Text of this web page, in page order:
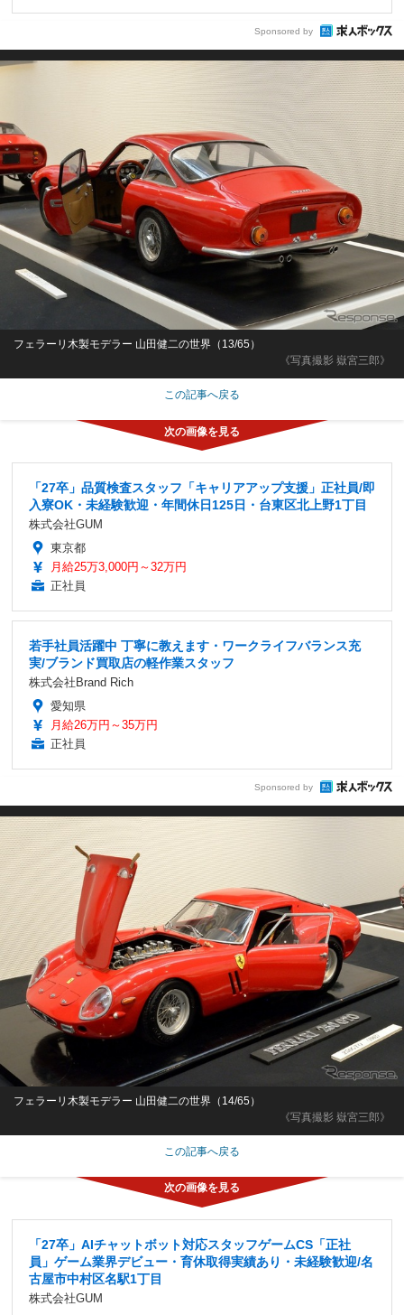
Sponsored by
《写真撮影 嶽宮三郎》
フェラーリ木製モデラー 山田健二の世界（13/65）
この記事へ戻る
「27卒」品質検査スタッフ「キャリアアップ支援」正社員/即
入寮OK・未経験歓迎・年間休日125日・台東区北上野1丁目
株式会社GUM
東京都
月給25万3,000円～32万円
正社員
若手社員活躍中 丁寧に教えます・ワークライフバランス充
実/ブランド買取店の軽作業スタッフ
株式会社Brand Rich
愛知県
月給26万円～35万円
正社員
Sponsored by
《写真撮影 嶽宮三郎》
フェラーリ木製モデラー 山田健二の世界（14/65）
この記事へ戻る
「27卒」AIチャットボット対応スタッフゲームCS「正社
員」ゲーム業界デビュー・育休取得実績あり・未経験歓迎/名
古屋市中村区名駅1丁目
株式会社GUM